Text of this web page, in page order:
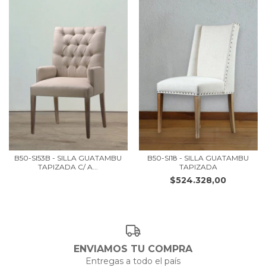
B50-SI53B - SILLA GUATAMBU
TAPIZADA C/ A...
B50-SI18 - SILLA GUATAMBU
TAPIZADA
$524.328,00
ENVIAMOS TU COMPRA
Entregas a todo el país